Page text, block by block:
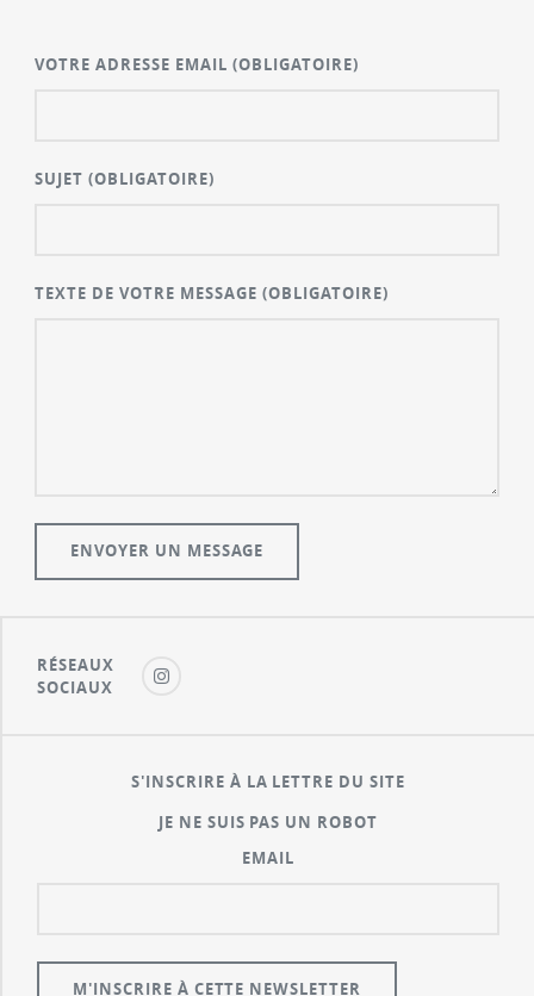
VOTRE ADRESSE EMAIL(OBLIGATOIRE)
SUJET(OBLIGATOIRE)
TEXTE DE VOTRE MESSAGE(OBLIGATOIRE)
RÉSEAUX
SOCIAUX
S'INSCRIRE À LA LETTRE DU SITE
JE NE SUIS PAS UN ROBOT
EMAIL